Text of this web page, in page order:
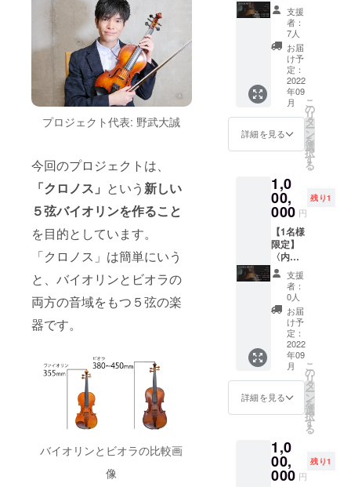
プロジェクト代表: 野武大誠
今回のプロジェクトは、
「クロノス」 という新しい
５弦バイオリンを作ること
を目的としています。
「クロノス」は簡単にいう
と、バイオリンとビオラの
両方の音域をもつ５弦の楽
器です。
バイオリンとビオラの比較画
像
やエンジニ
アとしての
活動も幅広
栗原駿プロ
フィール
高校の管弦
ロと出会
い、弦楽器
に魅了さ
れ、製作家
の道を志
す。
国内の弦楽
器制作学校
を卒業後、
大手楽器店
にて修理、
修復の仕事
に携わる。
楽器はもち
ろん、国内
ではまだ専
ケット
は未定
です。
※お届け
は2023
年を予
定して
いま
す。
【備考
欄につ
ジェク
トを支
援して
いただ
いた方
全員の
名前
を、非
公開で
記録し
保存さ
せてい
ただき
ます。
以下の
方は備
考欄に
その旨
すと幸
いで
す。 1.
非公開
ロジェ
クトの
名前が
付くラ
イブの
み有
効） ・
キーホ
ルダー
白（リ
ターン
限定
色） ・
にお名
前を記
載（バ
イオリ
ン製作
時に発
行され
る鑑定
書に、
お名前
を記載
させて
いただ
きま
す。）
※支援
時、必
ず備考
欄に掲
載を希
るお名
前をご
記入く
ださ
〈内
容〉 ・
お礼状
・写真
４枚
（本体2
枚、鑑
定書１
枚、内
部ラベ
ル1枚）
・ポス
トカー
（リ
ターン
限定商
品） ・
ライブ
10回パ
ス（ク
ロノス
プロ
ジェク
トの名
前が付
くライ
ブのみ
有効）
・オリ
ジナル
キーホ
ルダー
白（リ
限定
色） ・
鑑定書
にお名
支援
者：
7人
お届
け予
定：
2022
年09
月
詳細を見る
こ
の
リ
タ
ー
ン
を
選
択
す
る
1,0
00,
000 円
残り1
【1名様
限定】
〈内
容〉 ・
お礼状
・写真
４枚
（本体2
枚、鑑
定書１
枚、内
部ラベ
ル1枚）
・ポス
トカー
ド3枚
ターン
限定商
品） ・
オリジ
支援
者：
0人
お届
け予
定：
2022
年09
月
詳細を見る
こ
の
リ
タ
ー
ン
を
選
択
す
る
1,0
00,
000 円
残り1